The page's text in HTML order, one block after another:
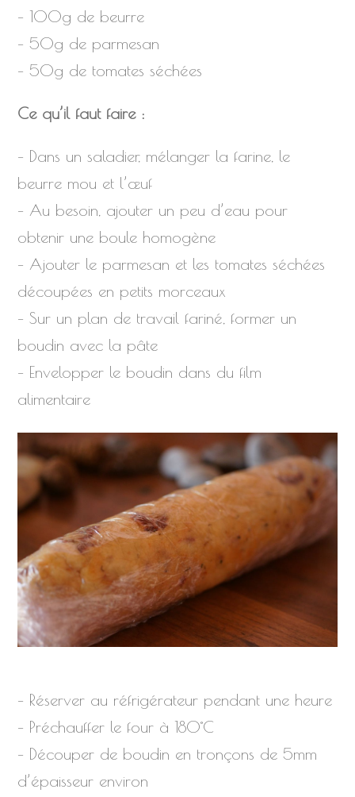
– 100g de beurre
– 50g de parmesan
– 50g de tomates séchées
Ce qu’il faut faire :
– Dans un saladier, mélanger la farine, le
beurre mou et l’œuf
– Au besoin, ajouter un peu d’eau pour
obtenir une boule homogène
– Ajouter le parmesan et les tomates séchées
découpées en petits morceaux
– Sur un plan de travail fariné, former un
boudin avec la pâte
– Envelopper le boudin dans du film
alimentaire
– Réserver au réfrigérateur pendant une heure
– Préchauffer le four à 180°C
– Découper de boudin en tronçons de 5mm
d’épaisseur environ